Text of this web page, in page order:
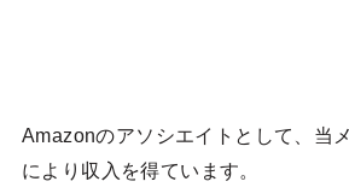
Amazonのアソシエイトとして、当
により収入を得ています。